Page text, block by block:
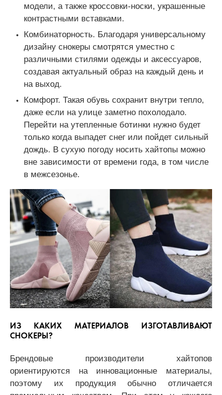
модели, а также кроссовки-носки, украшенные
контрастными вставками.
Комбинаторность. Благодаря универсальному
дизайну снокеры смотрятся уместно с
различными стилями одежды и аксессуаров,
создавая актуальный образ на каждый день и
на выход.
Комфорт. Такая обувь сохранит внутри тепло,
даже если на улице заметно похолодало.
Перейти на утепленные ботинки нужно будет
только когда выпадет снег или пойдет сильный
дождь. В сухую погоду носить хайтопы можно
вне зависимости от времени года, в том числе
в межсезонье.
ИЗ КАКИХ МАТЕРИАЛОВ ИЗГОТАВЛИВАЮТ
СНОКЕРЫ?
Брендовые производители хайтопов
ориентируются на инновационные материалы,
поэтому их продукция обычно отличается